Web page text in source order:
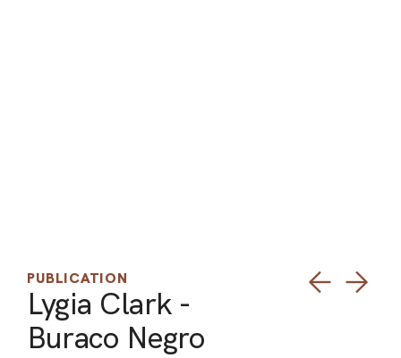
PUBLICATION
Lygia Clark -
Buraco Negro